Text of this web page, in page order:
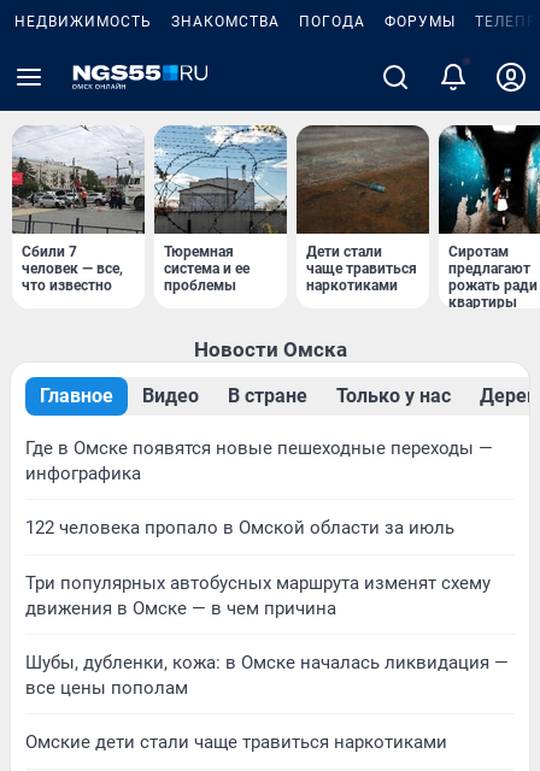
НЕДВИЖИМОСТЬ ЗНАКОМСТВА ПОГОДА ФОРУМЫ
2
Сбили 7
человек — все,
что известно
Тюремная
система и ее
проблемы
Дети стали
чаще травиться
наркотиками
Сиротам
предлагают
рожать ради
квартиры
Новости Омска
Главное Видео В стране Только у нас
Где в Омске появятся новые пешеходные переходы —
инфографика
122 человека пропало в Омской области за июль
Три популярных автобусных маршрута изменят схему
движения в Омске — в чем причина
Шубы, дубленки, кожа: в Омске началась ликвидация —
все цены пополам
Омские дети стали чаще травиться наркотиками